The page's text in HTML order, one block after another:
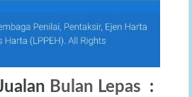
Bulan Lepas :